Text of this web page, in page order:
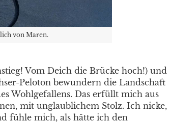
von Maren.
Vom Deich die Brücke hoch!) und
Peloton bewundern die Landschaft
Wohlgefallens. Das erfüllt mich aus
mit unglaublichem Stolz. Ich nicke,
fühle mich, als hätte ich den